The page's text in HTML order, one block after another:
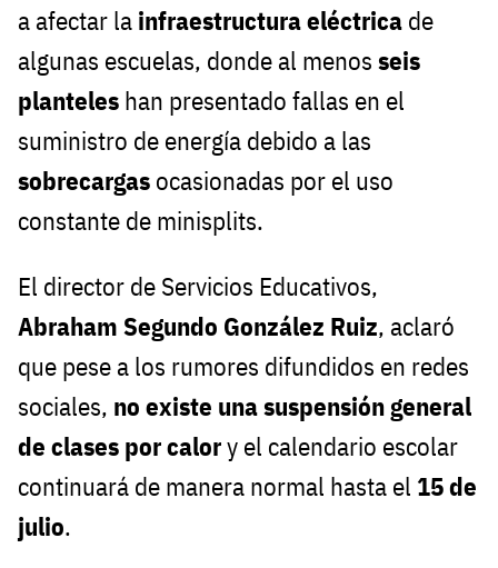
a afectar la infraestructura eléctrica de
algunas escuelas, donde al menos seis
planteles han presentado fallas en el
suministro de energía debido a las
sobrecargas ocasionadas por el uso
constante de minisplits.
El director de Servicios Educativos,
Abraham Segundo González Ruiz, aclaró
que pese a los rumores difundidos en redes
sociales, no existe una suspensión general
de clases por calory el calendario escolar
continuará de manera normal hasta el 15 de
julio.